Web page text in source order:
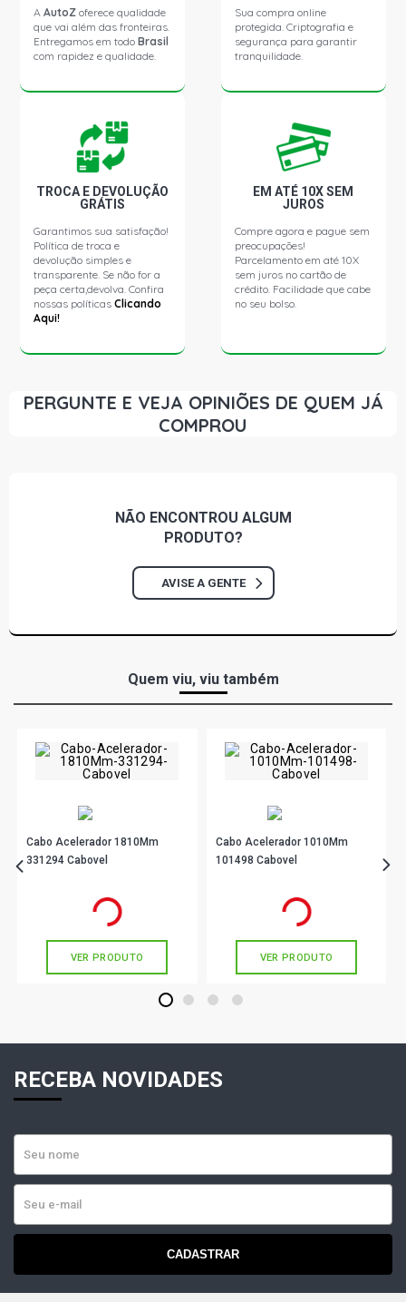
AAutoZ oferece qualidade
que vai além das fronteiras.
Entregamos em todoBrasil
com rapidez e qualidade.
Sua compra online
protegida. Criptografia e
segurança para garantir
tranquilidade.
TROCA E DEVOLUÇÃO
GRÁTIS
Garantimos sua satisfação!
Política de troca e
devolução simples e
transparente. Se não for a
peça certa,devolva. Confira
nossas políticasClicando
Aqui!
EM ATÉ 10X SEM
JUROS
Compre agora e pague sem
preocupações!
Parcelamento em até 10X
sem juros no cartão de
crédito. Facilidade que cabe
no seu bolso.
PERGUNTE E VEJA OPINIÕES DE QUEM JÁ
COMPROU
NÃO ENCONTROU ALGUM
PRODUTO?
AVISE A GENTE
Quem viu, viu também
Cabo Acelerador 1810Mm
331294 Cabovel
em até 1x de
VER PRODUTO
Cabo Acelerador 1010Mm
101498 Cabovel
em até 1x de
VER PRODUTO
1 2 3 4
RECEBA NOVIDADES
CADASTRAR